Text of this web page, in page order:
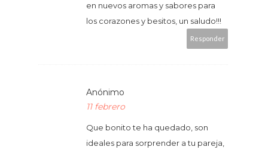
en nuevos aromas y sabores para
los corazones y besitos, un saludo!!!
Responder
Anónimo
11 febrero
Que bonito te ha quedado, son
ideales para sorprender a tu pareja,